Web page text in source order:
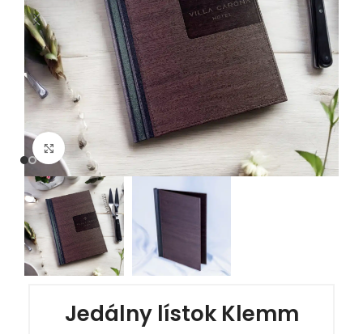
Click to enlarge
Jedálny lístok Klemm